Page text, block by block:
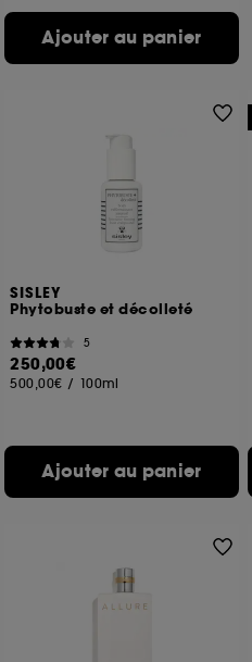
Ajouter au panier
SISLEY
Phytobuste et décolleté
5
250,00€
500,00€ / 100ml
Ajouter au panier